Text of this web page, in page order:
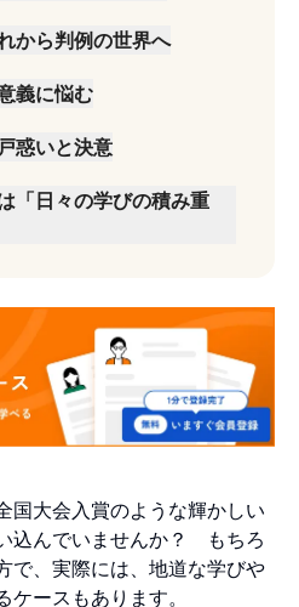
から判例の世界へ
義に悩む
惑いと決意
「日々の学びの積み重
国大会入賞のような輝かしい
込んでいませんか？ もちろ
で、実際には、地道な学びや
ースもあります。